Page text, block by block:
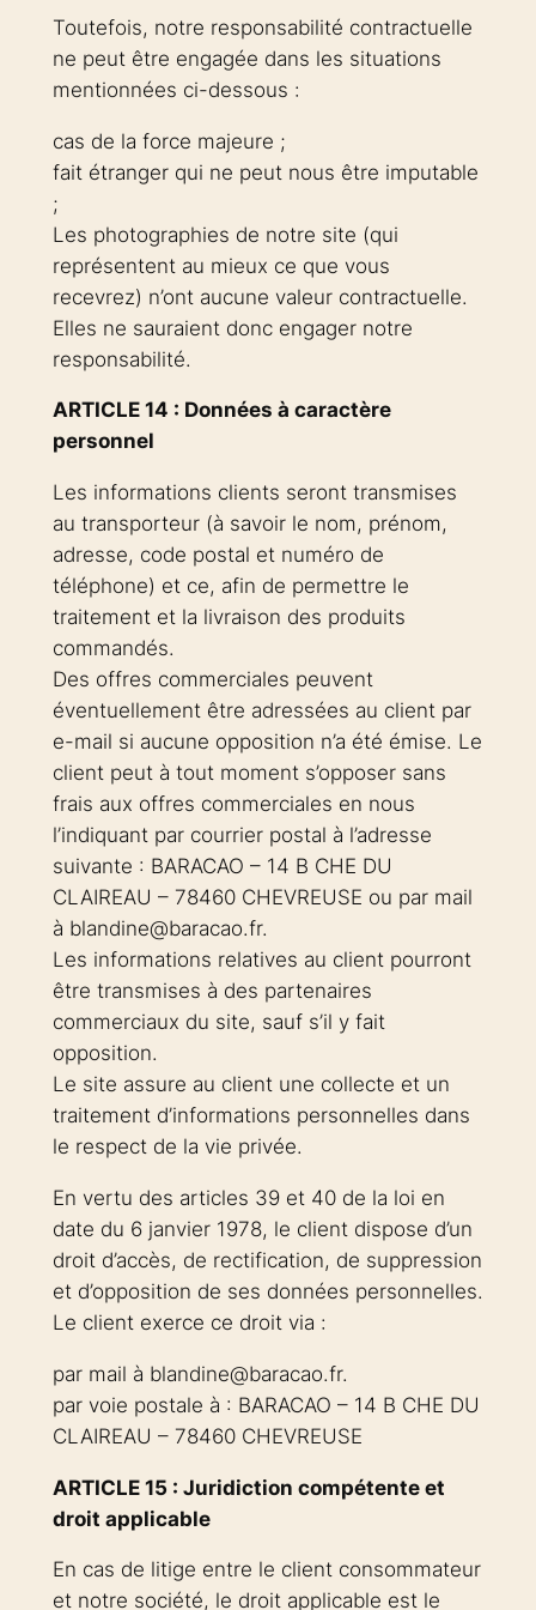
Toutefois, notre responsabilité contractuelle
ne peut être engagée dans les situations
mentionnées ci-dessous :
cas de la force majeure ;
fait étranger qui ne peut nous être imputable
;
Les photographies de notre site (qui
représentent au mieux ce que vous
recevrez) n’ont aucune valeur contractuelle.
Elles ne sauraient donc engager notre
responsabilité.
ARTICLE 14 : Données à caractère
personnel
Les informations clients seront transmises
au transporteur (à savoir le nom, prénom,
adresse, code postal et numéro de
téléphone) et ce, afin de permettre le
traitement et la livraison des produits
commandés.
Des offres commerciales peuvent
éventuellement être adressées au client par
e-mail si aucune opposition n’a été émise. Le
client peut à tout moment s’opposer sans
frais aux offres commerciales en nous
l’indiquant par courrier postal à l’adresse
suivante : BARACAO – 14 B CHE DU
CLAIREAU – 78460 CHEVREUSE ou par mail
à blandine@baracao.fr.
Les informations relatives au client pourront
être transmises à des partenaires
commerciaux du site, sauf s’il y fait
opposition.
Le site assure au client une collecte et un
traitement d’informations personnelles dans
le respect de la vie privée.
En vertu des articles 39 et 40 de la loi en
date du 6 janvier 1978, le client dispose d’un
droit d’accès, de rectification, de suppression
et d’opposition de ses données personnelles.
Le client exerce ce droit via :
par mail à blandine@baracao.fr.
par voie postale à : BARACAO – 14 B CHE DU
CLAIREAU – 78460 CHEVREUSE
ARTICLE 15 : Juridiction compétente et
droit applicable
En cas de litige entre le client consommateur
et notre société, le droit applicable est le